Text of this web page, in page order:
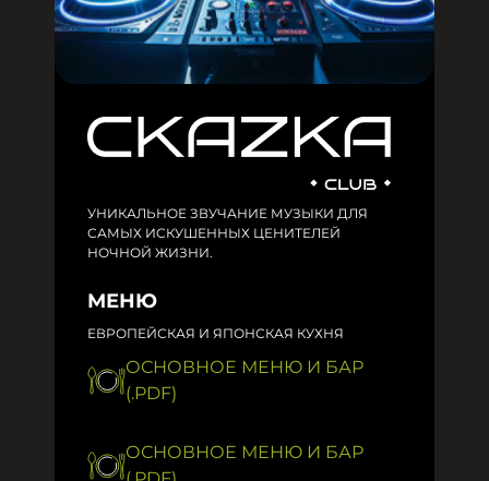
УНИКАЛЬНОЕ ЗВУЧАНИЕ МУЗЫКИ ДЛЯ
САМЫХ ИСКУШЕННЫХ ЦЕНИТЕЛЕЙ
НОЧНОЙ ЖИЗНИ.
МЕНЮ
ЕВРОПЕЙСКАЯ И ЯПОНСКАЯ КУХНЯ
ОСНОВНОЕ МЕНЮ И БАР
(.PDF)
ОСНОВНОЕ МЕНЮ И БАР